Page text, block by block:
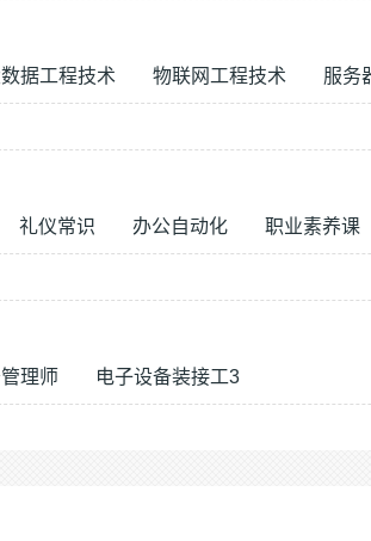
据工程技术 物联网工程技术 服务
礼仪常识 办公自动化 职业素养课
理师 电子设备装接工3